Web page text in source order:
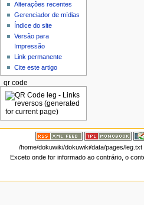
Alterações recentes
Gerenciador de mídias
Índice do site
Versão para
Impressão
Link permanente
Cite este artigo
qr code
/home/dokuwiki/dokuwiki/data/pages/leg.txt
Exceto onde for informado ao contrário, o